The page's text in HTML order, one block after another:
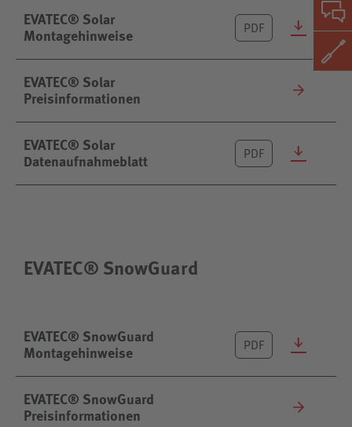
EVATEC® Solar
Montagehinweise
PDF
EVATEC® Solar
Preisinformationen
EVATEC® Solar
Datenaufnahmeblatt
PDF
EVATEC® SnowGuard
EVATEC® SnowGuard
Montagehinweise
PDF
EVATEC® SnowGuard
Preisinformationen